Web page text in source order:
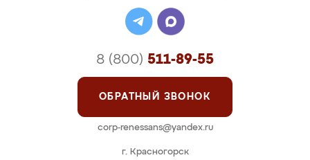
г. Красногорск
8 (800) 511-89-55
ОБРАТНЫЙ ЗВОНОК
corp-renessans@yandex.ru